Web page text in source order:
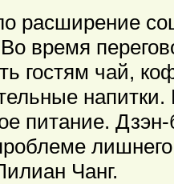
расширение
время
гостям чай,
напитки.
питание. Дзэн-
Чанг.